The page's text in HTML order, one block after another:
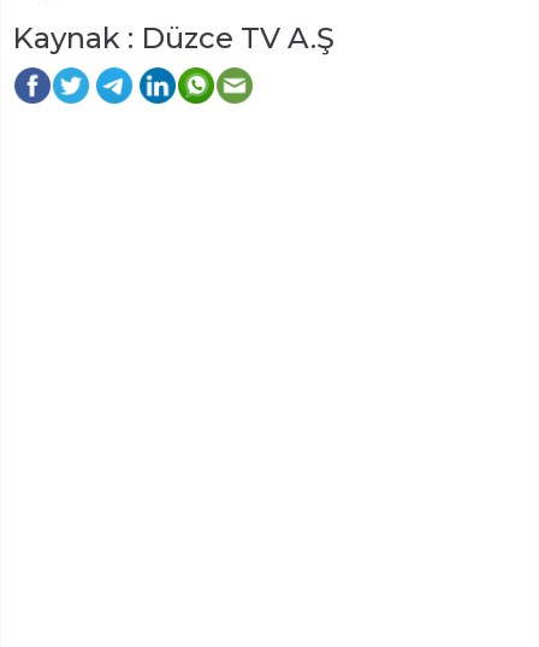
Kaynak : Düzce TV A.Ş